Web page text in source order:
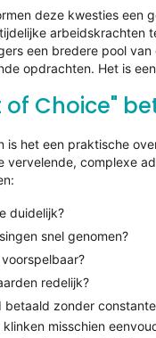
deze kwesties een
arbeidskrachten
een bredere pool
opdrachten. Het is
of Choice"
is het een praktische
vervelende, complexe
duidelijk?
snel genomen?
redelijk?
betaald zonder
misschien